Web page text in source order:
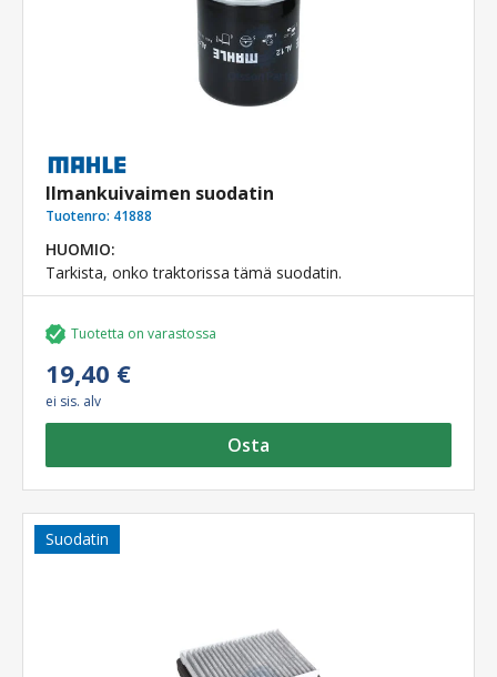
Ilmankuivaimen suodatin
Tuotenro: 41888
HUOMIO:
Tarkista, onko traktorissa tämä suodatin.
Tuotetta on varastossa
19,40 €
ei sis. alv
Osta
Suodatin